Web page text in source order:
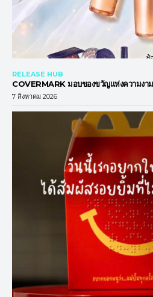
RELEASE HUB
COVERMARK มอบของขวัญแห่งความงา
7 สิงหาคม 2026